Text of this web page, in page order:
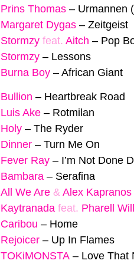
Prins Thomas – Urmannen
Margaret Dygas – Zeitgeist
Stormzy feat. Aitch – Pop
Stormzy – Lessons
Burna Boy – African Giant
Bullion – Heartbreak Road
Luis Ake – Rotmilan
Holy – The Ryder
Dinner – Turn Me On
Fever Ray – I’m Not Done
Bambara – Serafina
All We Are & Alex Kapranos
Kaytranada feat. Pharell
Caribou – Home
Rejoicer – Up In Flames
TOKiMONSTA – Love That